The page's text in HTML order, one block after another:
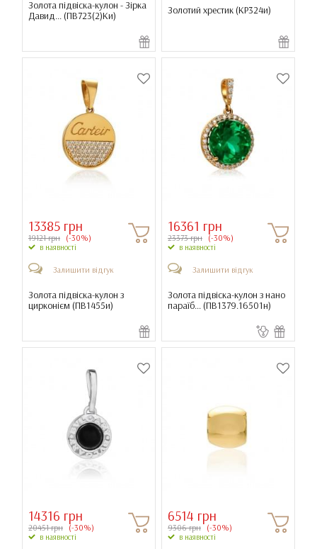
Золота підвіска-кулон - Зірка
Давид... (ПВ723(2)Ки) Золотий хрестик (КР324и)
13385 грн
19121 грн (-30%)
в наявності
Залишити відгук
Золота підвіска-кулон з
цирконієм (ПВ1455и)
16361 грн
23373 грн (-30%)
в наявності
Залишити відгук
Золота підвіска-кулон з нано
параїб... (ПВ1379.16501н)
14316 грн
20451 грн (-30%)
в наявності
6514 грн
9306 грн (-30%)
в наявності